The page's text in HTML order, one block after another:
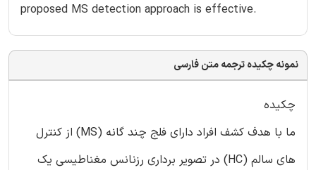
proposed MS detection approach is effective.
نمونه چکیده ترجمه متن فارسی
چکیده
ما با هدف کشف افراد دارای فلج چند گانه (MS) از کنترل
های سالم (HC) در تصویر برداری رزنانس مغناطیسی یک